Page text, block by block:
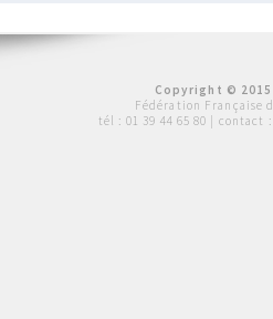
Copyright ©
Fédération Française
tél : 01 39 44 65 80 | contact :